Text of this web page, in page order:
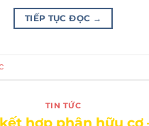
TIẾP TỤC ĐỌC →
TIN TỨC
hợp phân hữu cơ